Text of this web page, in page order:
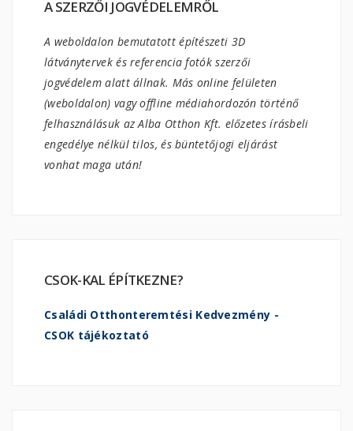
A SZERZŐI JOGVÉDELEMRŐL
A weboldalon bemutatott építészeti 3D
látványtervek és referencia fotók szerzői
jogvédelem alatt állnak. Más online felületen
(weboldalon) vagy offline médiahordozón történő
felhasználásuk az Alba Otthon Kft. előzetes írásbeli
engedélye nélkül tilos, és büntetőjogi eljárást
vonhat maga után!
CSOK-KAL ÉPÍTKEZNE?
Családi Otthonteremtési Kedvezmény -
CSOK tájékoztató